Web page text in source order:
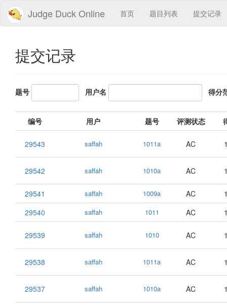
Judge Duck Online 首页 题目列表 提交记录
提交记录
题号 用户名 得分
编号 用户 题号 评测状态
29543 saffah 1011a AC
29542 saffah 1010a AC
29541 saffah 1009a AC
29540
saffah 1011 AC
29539 saffah 1010 AC
29538 saffah 1011a AC
29537 saffah 1010a AC